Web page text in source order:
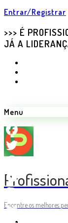
Entrar/Registrar
>>> É
JÁ A
Menu
Encontre os melhores
Facebook
WhatsApp
Skype